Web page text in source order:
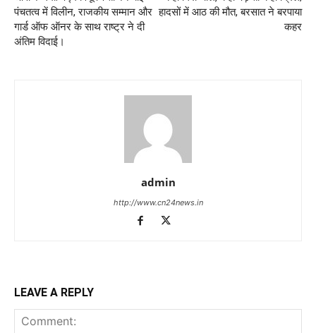
पंचतत्व में विलीन, राजकीय सम्मान और
गार्ड ऑफ ऑनर के साथ राष्ट्र ने दी
अंतिम विदाई।
हादसों में आठ की मौत, बरसात ने बरपाया
कहर
admin
http://www.cn24news.in
LEAVE A REPLY